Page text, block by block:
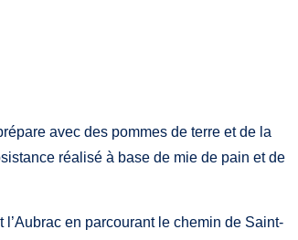
avec des pommes de terre et de la
réalisé à base de mie de pain et de
en parcourant le chemin de Saint-